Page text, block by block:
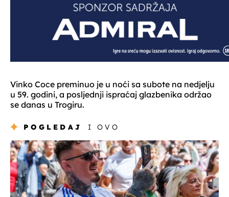
Vinko Coce preminuo je u noći sa subote na nedjelju
u 59. godini, a posljednji ispraćaj glazbenika održao
se danas u Trogiru.
POGLEDAJ I OVO